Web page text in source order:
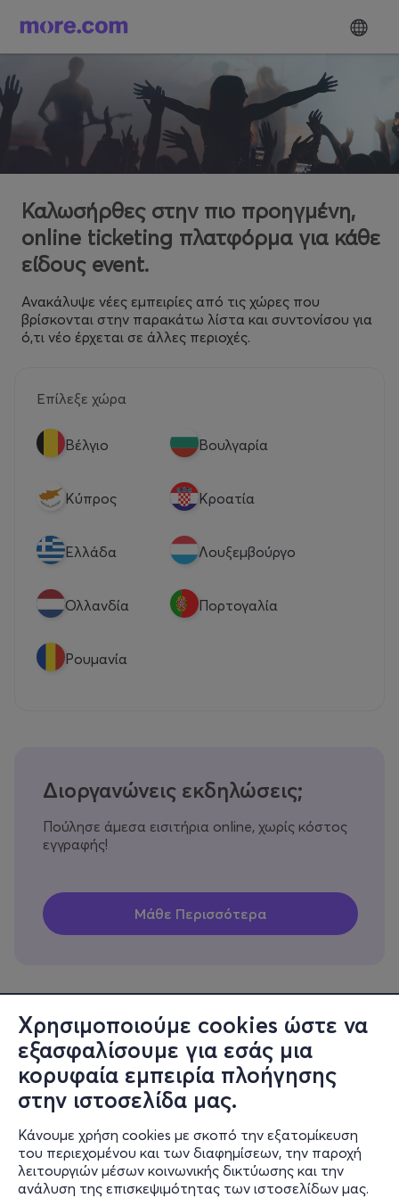
Χρησιμοποιούμε cookies ώστε να
εξασφαλίσουμε για εσάς μια
κορυφαία εμπειρία πλοήγησης
στην ιστοσελίδα μας.
Κάνουμε χρήση cookies με σκοπό την εξατομίκευση
του περιεχομένου και των διαφημίσεων, την παροχή
λειτουργιών μέσων κοινωνικής δικτύωσης και την
ανάλυση της επισκεψιμότητας των ιστοσελίδων μας.
Καλωσήρθες στην πιο προηγμένη,
online ticketing πλατφόρμα για κάθε
είδους event.
Ανακάλυψε νέες εμπειρίες από τις χώρες που
βρίσκονται στην παρακάτω λίστα και συντονίσου για
ό,τι νέο έρχεται σε άλλες περιοχές.
Επίλεξε χώρα
Βέλγιο Βουλγαρία
Κύπρος Κροατία
Eλλάδα Λουξεμβούργο
Ολλανδία Πορτογαλία
Ρουμανία
Διοργανώνεις εκδηλώσεις;
Πούλησε άμεσα εισιτήρια online, χωρίς κόστος
εγγραφής!
Πληροφορίες
Υποστήριξη
Stay Connected